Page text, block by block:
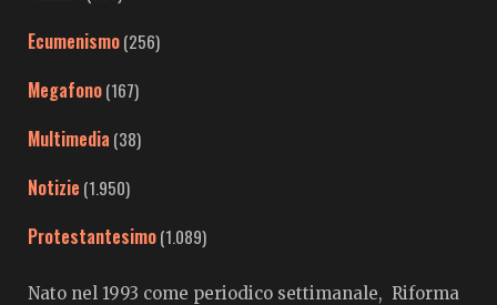
Ecumenismo(256)
Megafono(167)
Multimedia (38)
Notizie (1.950)
Protestantesimo(1.089)
Nato nel 1993 come periodico settimanale, Riforma